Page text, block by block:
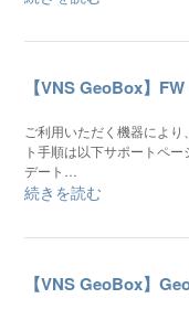
【VNS GeoBox】
ご利用いただく機器によ
ト手順は以下サポートペ
デート…
続きを読む
【VNS GeoBox】